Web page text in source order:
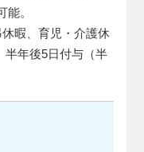
能。
暇、育児・介護休
年後5日付与（半